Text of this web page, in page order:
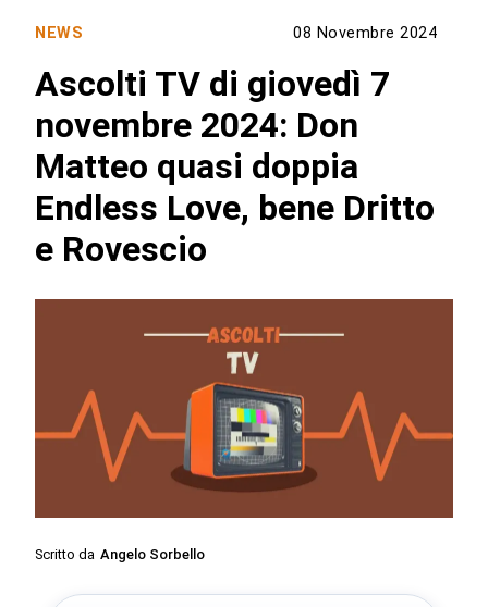
NEWS 08 Novembre 2024
Ascolti TV di giovedì 7
novembre 2024: Don
Matteo quasi doppia
Endless Love, bene Dritto
e Rovescio
Scritto da Angelo Sorbello